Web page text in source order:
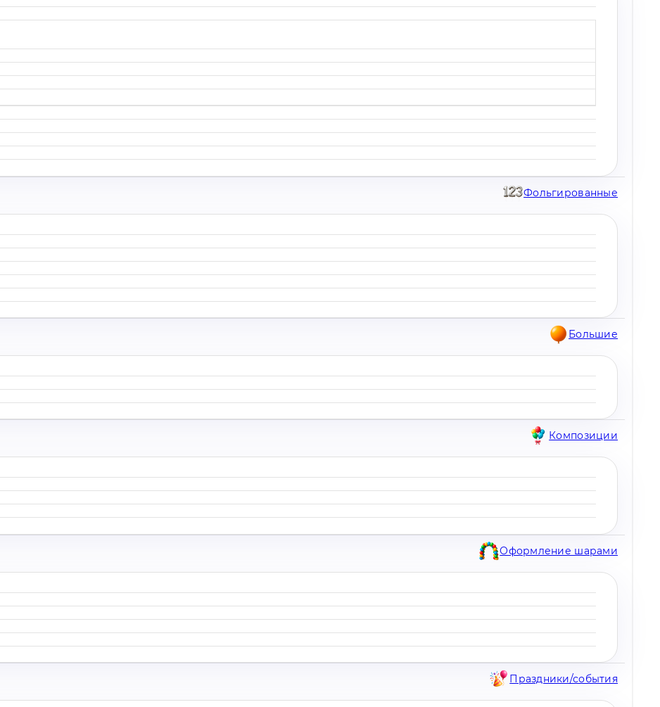
Фольгированные
Большие
Композиции
Оформление шарами
Праздники/события